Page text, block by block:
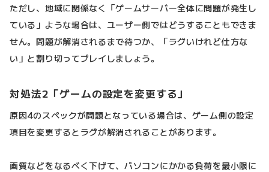
ただし、地域に関係なく「ゲームサーバー全体に問題が発生し
ている」ような場合は、ユーザー側ではどうすることもできま
せん。問題が解消されるまで待つか、「ラグいけれど仕方な
い」と割り切ってプレイしましょう。
対処法2「ゲームの設定を変更する」
原因4のスペックが問題となっている場合は、ゲーム側の設定
項目を変更するとラグが解消されることがあります。
画質などをなるべく下げて、パソコンにかかる負荷を最小限に